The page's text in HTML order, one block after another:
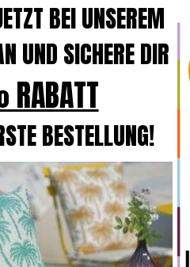
BEI UNSEREM
UND SICHERE DIR
BESTELLUNG!